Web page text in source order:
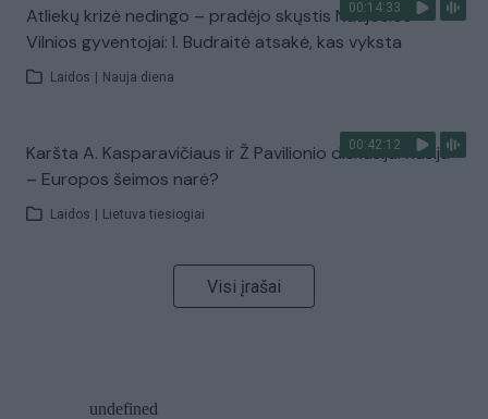
00:14:33
Atliekų krizė nedingo – pradėjo skųstis Naujosios
Vilnios gyventojai: I. Budraitė atsakė, kas vyksta
Laidos Nauja diena
00:42:12
Karšta A. Kasparavičiaus ir Ž Pavilionio diskusija: Rusija
– Europos šeimos narė?
Laidos Lietuva tiesiogiai
Visi įrašai